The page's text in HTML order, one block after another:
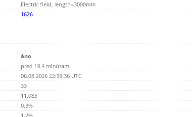
Electric field, length=3000mm
1626
áno
pred 19.4 minútami
06.08.2026 22:59:36 UTC
33
11,083
0.3%
1.2%